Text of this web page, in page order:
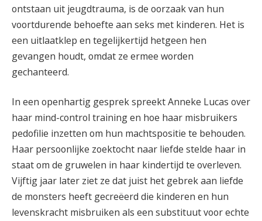
ontstaan uit jeugdtrauma, is de oorzaak van hun
voortdurende behoefte aan seks met kinderen. Het is
een uitlaatklep en tegelijkertijd hetgeen hen
gevangen houdt, omdat ze ermee worden
gechanteerd.
In een openhartig gesprek spreekt Anneke Lucas over
haar mind-control training en hoe haar misbruikers
pedofilie inzetten om hun machtspositie te behouden.
Haar persoonlijke zoektocht naar liefde stelde haar in
staat om de gruwelen in haar kindertijd te overleven.
Vijftig jaar later ziet ze dat juist het gebrek aan liefde
de monsters heeft gecreëerd die kinderen en hun
levenskracht misbruiken als een substituut voor echte